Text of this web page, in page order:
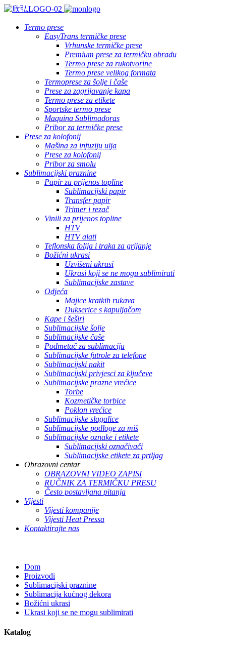
Termo prese
EasyTrans termičke prese
Vrhunske termičke prese
Premium prese za termičku obradu
Termo prese za rukotvorine
Termo prese velikog formata
Termoprese za šolje i čaše
Prese za zagrijavanje kapa
Termo prese za etikete
Sportske termo prese
Maquina Sublimadoras
Pribor za termičke prese
Prese za kolofonij
Mašina za infuziju ulja
Prese za kolofonij
Pribor za smolu
Sublimacijski praznine
Papir za prijenos topline
Sublimacijski papir
Transfer papir
Trimer i rezač
Vinili za prijenos topline
HTV
HTV alati
Teflonska folija i traka za grijanje
Božićni ukrasi
Uzvišeni ukrasi
Ukrasi koji se ne mogu sublimirati
Sublimacijske zastave
Odjeća
Majice kratkih rukava
Dukserice s kapuljačom
Kape i šeširi
Sublimacijske šolje
Sublimacijske čaše
Podmetač za sublimaciju
Sublimacijske futrole za telefone
Sublimacijski nakit
Sublimacijski privjesci za ključeve
Sublimacijske prazne vrećice
Torbe
Kozmetičke torbice
Poklon vrećice
Sublimacijske slagalice
Sublimacijske podloge za miš
Sublimacijske oznake i etikete
Sublimacijski označivači
Sublimacijske etikete za prtljag
Obrazovni centar
OBRAZOVNI VIDEO ZAPISI
RUČNIK ZA TERMIČKU PRESU
Često postavljana pitanja
Vijesti
Vijesti kompanije
Vijesti Heat Pressa
Kontaktirajte nas
Dom
Proizvodi
Sublimacijski praznine
Sublimacija kućnog dekora
Božićni ukrasi
Ukrasi koji se ne mogu sublimirati
Katalog